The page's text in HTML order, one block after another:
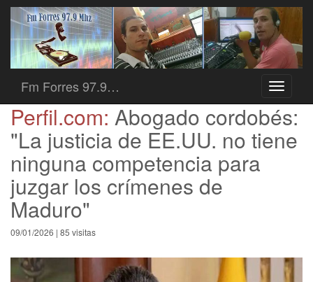
Toggle
Fm Forres 97.9…
Perfil.com: Abogado cordobés:
"La justicia de EE.UU. no tiene
ninguna competencia para
juzgar los crímenes de
Maduro"
09/01/2026 | 85 visitas